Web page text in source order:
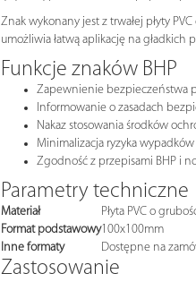
Znak wykonany jest z trwałej płyty
umożliwia łatwą aplikację na gładkich
Funkcje znaków BHP
Zapewnienie bezpieczeństwa
Informowanie o zasadach
Nakaz stosowania środków
Minimalizacja ryzyka
Zgodność z przepisami BHP i
Parametry techniczne
Materiał
Płyta PVC o
Format podstawowy100x100mm
Inne formaty
Dostępne na
Zastosowanie